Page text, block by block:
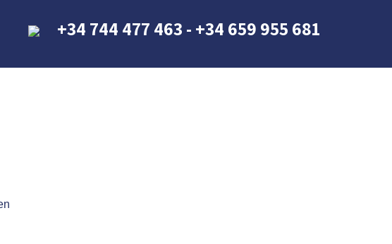
+34 744 477 463 - +34 659 955 681